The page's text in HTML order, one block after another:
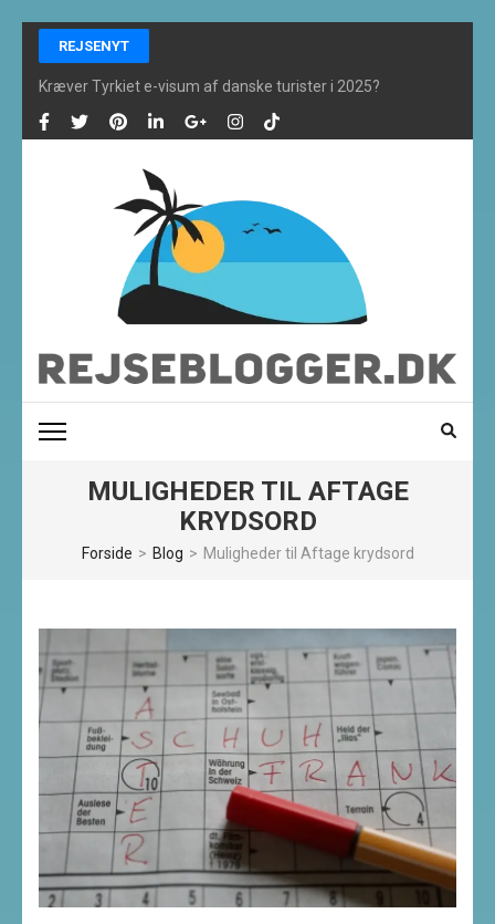
Skip
content
(Press
Enter)
REJSENYT
Kræver Tyrkiet e-visum af danske turister i 2025?
REJSEBLOGGER ONLINE
MULIGHEDER TIL AFTAGE
KRYDSORD
Forside > Blog > Muligheder til Aftage krydsord